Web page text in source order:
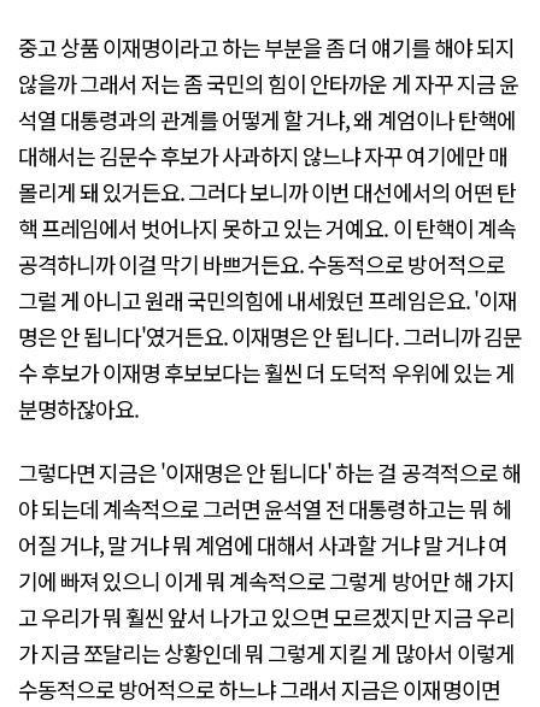
중고 상품 이재명이라고 하는 부분을 좀 더 얘기를 해야 되지
않을까 그래서 저는 좀 국민의 힘이 안타까운 게 자꾸 지금 윤
석열 대통령과의 관계를 어떻게 할 거냐, 왜 계엄이나 탄핵에
대해서는 김문수 후보가 사과하지 않느냐 자꾸 여기에만 매
몰리게 돼 있거든요. 그러다 보니까 이번 대선에서의 어떤 탄
핵 프레임에서 벗어나지 못하고 있는 거예요. 이 탄핵이 계속
공격하니까 이걸 막기 바쁘거든요. 수동적으로 방어적으로
그럴 게 아니고 원래 국민의힘에 내세웠던 프레임은요. '이재
명은 안 됩니다'였거든요. 이재명은 안 됩니다. 그러니까 김문
수 후보가 이재명 후보보다는 훨씬 더 도덕적 우위에 있는 게
분명하잖아요.
그렇다면 지금은 '이재명은 안 됩니다' 하는 걸 공격적으로 해
야 되는데 계속적으로 그러면 윤석열 전 대통령하고는 뭐 헤
어질 거냐, 말 거냐 뭐 계엄에 대해서 사과할 거냐 말 거냐 여
기에 빠져 있으니 이게 뭐 계속적으로 그렇게 방어만 해 가지
고 우리가 뭐 훨씬 앞서 나가고 있으면 모르겠지만 지금 우리
가 지금 쪼달리는 상황인데 뭐 그렇게 지킬 게 많아서 이렇게
수동적으로 방어적으로 하느냐 그래서 지금은 이재명이면